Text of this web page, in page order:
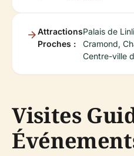
Attractions
Proches :
Palais de
Cramond,
Centre-ville
Visites